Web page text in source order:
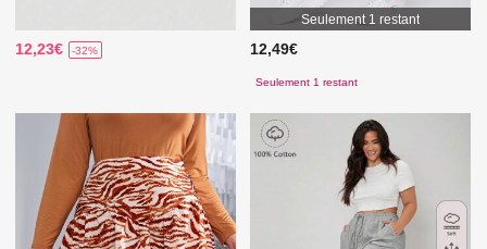
12,23€ -32%
Seulement 1 restant
12,49€
Seulement 1 restant